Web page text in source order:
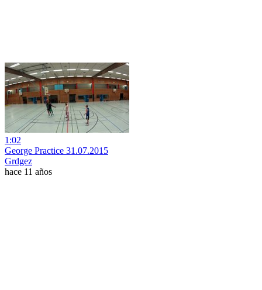
1:02
George Practice 31.07.2015
Grdgez
hace 11 años